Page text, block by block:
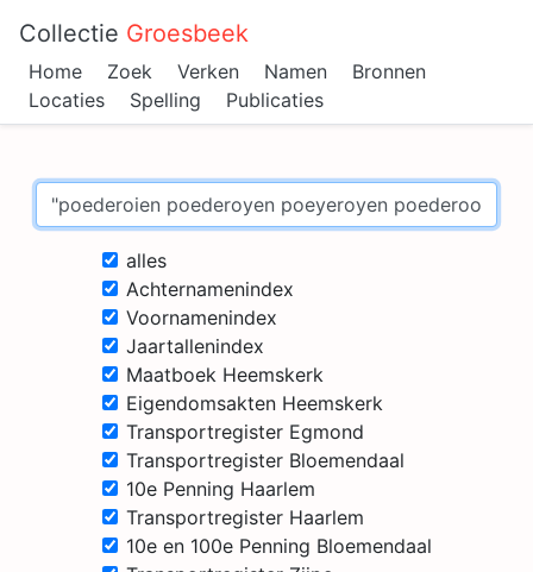
Collectie Groesbeek
Home Zoek Verken Namen
Bronnen
Locaties
Spelling Publicaties
alles
Achternamenindex
Voornamenindex
Jaartallenindex
Maatboek Heemskerk
Eigendomsakten Heemskerk
Transportregister Egmond
Transportregister Bloemendaal
10e Penning Haarlem
Transportregister Haarlem
10e en 100e Penning Bloemendaal